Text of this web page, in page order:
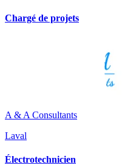
Chargé de projets
A & A Consultants
Laval
Électrotechnicien